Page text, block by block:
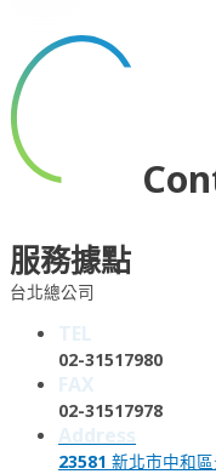
服務據點
台北總公司
TEL
02-31517980
FAX
02-31517978
Address
23581 新北市中和